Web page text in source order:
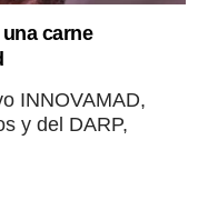
carne
INNOVAMAD,
y del DARP,